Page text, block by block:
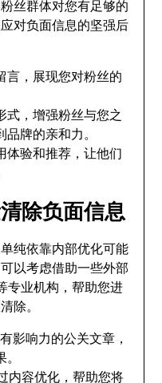
丝群体对您有足够的
对负面信息的坚强后
言，展现您对粉丝的
式，增强粉丝与您之
牌的亲和力。
体验和推荐，让他们
除负面信息
纯依靠内部优化可能
以考虑借助一些外部
专业机构，帮助您进
除。
影响力的公关文章，
内容优化，帮助您将